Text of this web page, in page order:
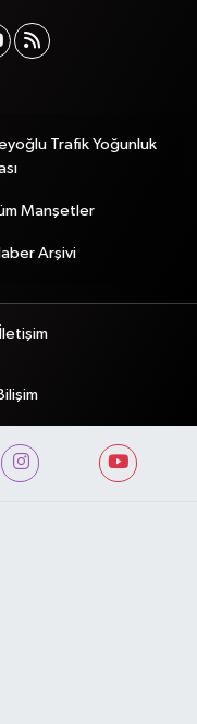
Trafik Yoğunluk
Manşetler
Arşivi
İletişim